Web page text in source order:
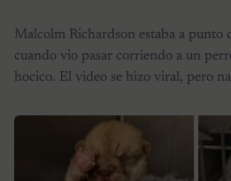
Malcolm Richardson estaba a punto
cuando vio pasar corriendo a un
hocico. El video se hizo viral, pero